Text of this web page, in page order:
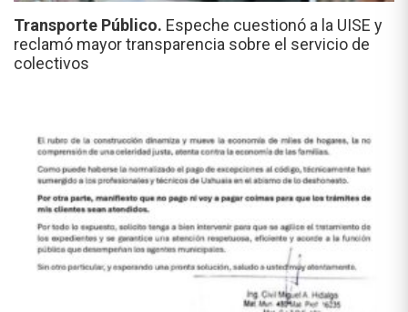
Transporte Público. Espeche cuestionó a la UISE y
reclamó mayor transparencia sobre el servicio de
colectivos